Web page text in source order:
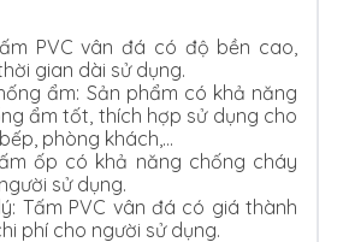
PVC vân đá có độ bền cao,
gian dài sử dụng.
ẩm: Sản phẩm có khả năng
ẩm tốt, thích hợp sử dụng cho
phòng khách,…
ốp có khả năng chống cháy
sử dụng.
Tấm PVC vân đá có giá thành
phí cho người sử dụng.